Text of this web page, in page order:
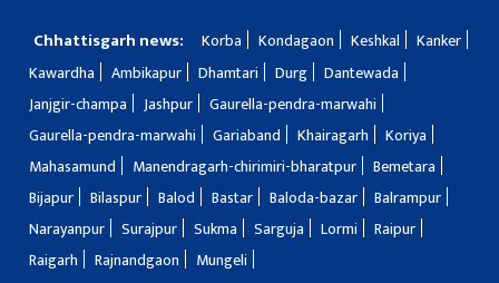
Chhattisgarh news: Korba Kondagaon Keshkal
Kanker
Kawardha
Ambikapur Dhamtari Durg
Dantewada
Janjgir-champa
Jashpur
Gaurella-pendra-marwahi
Gaurella-pendra-marwahi
Gariaband Khairagarh
Koriya
Mahasamund
Manendragarh-chirimiri-bharatpur
Bemetara
Bijapur
Bilaspur Balod Bastar Baloda-bazar
Balrampur
Narayanpur
Surajpur Sukma Sarguja Lormi
Raipur
Raigarh
Rajnandgaon Mungeli